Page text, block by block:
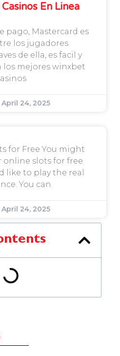
En Linea
pago, Mastercard es
los jugadores
de ella, es facil y
los mejores winxbet
April 24, 2025
for Free You might
online slots for free
like to play the real
You can
April 24, 2025